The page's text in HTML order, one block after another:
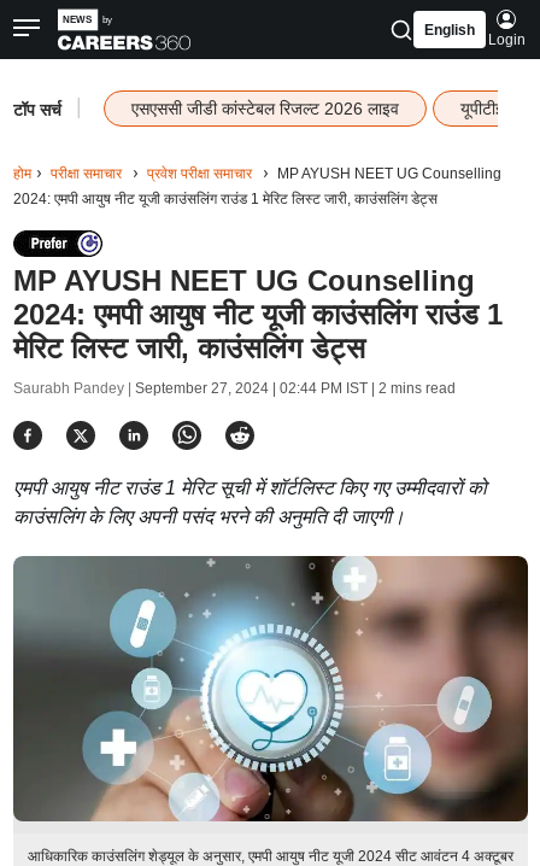
English
Login
टॉप सर्च एसएससी जीडी कांस्टेबल रिजल्ट 2026 लाइव यूपीटीईटी
होम परीक्षा समाचार प्रवेश परीक्षा समाचार
MP AYUSH NEET UG Counselling
2024: एमपी आयुष नीट यूजी काउंसलिंग राउंड 1 मेरिट लिस्ट जारी, काउंसलिंग डेट्स
MP AYUSH NEET UG Counselling
2024: एमपी आयुष नीट यूजी काउंसलिंग राउंड 1
मेरिट लिस्ट जारी, काउंसलिंग डेट्स
Saurabh Pandey | September 27, 2024 | 02:44 PM IST| 2 mins read
एमपी आयुष नीट राउंड 1 मेरिट सूची में शॉर्टलिस्ट किए गए उम्मीदवारों को
काउंसलिंग के लिए अपनी पसंद भरने की अनुमति दी जाएगी।
आधिकारिक काउंसलिंग शेड्यूल के अनुसार, एमपी आयुष नीट यूजी 2024 सीट आवंटन 4 अक्टूबर